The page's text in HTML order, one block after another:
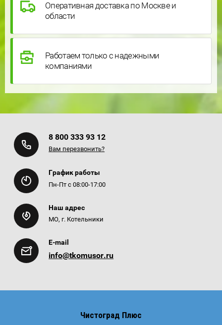
Оперативная доставка по Москве и
области
Работаем только с надежными
компаниями
8 800 333 93 12
Вам перезвонить?
График работы
Пн-Пт с 08:00-17:00
Наш адрес
МО, г. Котельники
E-mail
info@tkomusor.ru
Чистоград Плюс